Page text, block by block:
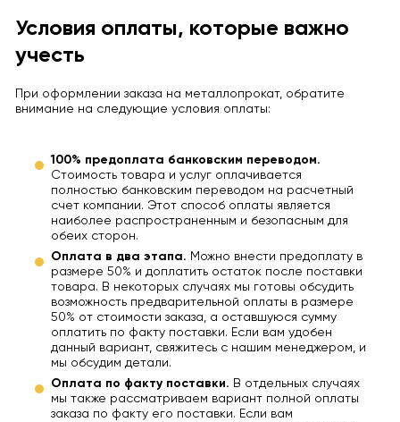
Условия оплаты, которые важно
учесть
При оформлении заказа на металлопрокат, обратите
внимание на следующие условия оплаты:
100% предоплата банковским переводом.
Стоимость товара и услуг оплачивается
полностью банковским переводом на расчетный
счет компании. Этот способ оплаты является
наиболее распространенным и безопасным для
обеих сторон.
Оплата в два этапа. Можно внести предоплату в
размере 50% и доплатить остаток после поставки
товара. В некоторых случаях мы готовы обсудить
возможность предварительной оплаты в размере
50% от стоимости заказа, а оставшуюся сумму
оплатить по факту поставки. Если вам удобен
данный вариант, свяжитесь с нашим менеджером, и
мы обсудим детали.
Оплата по факту поставки. В отдельных случаях
мы также рассматриваем вариант полной оплаты
заказа по факту его поставки. Если вам